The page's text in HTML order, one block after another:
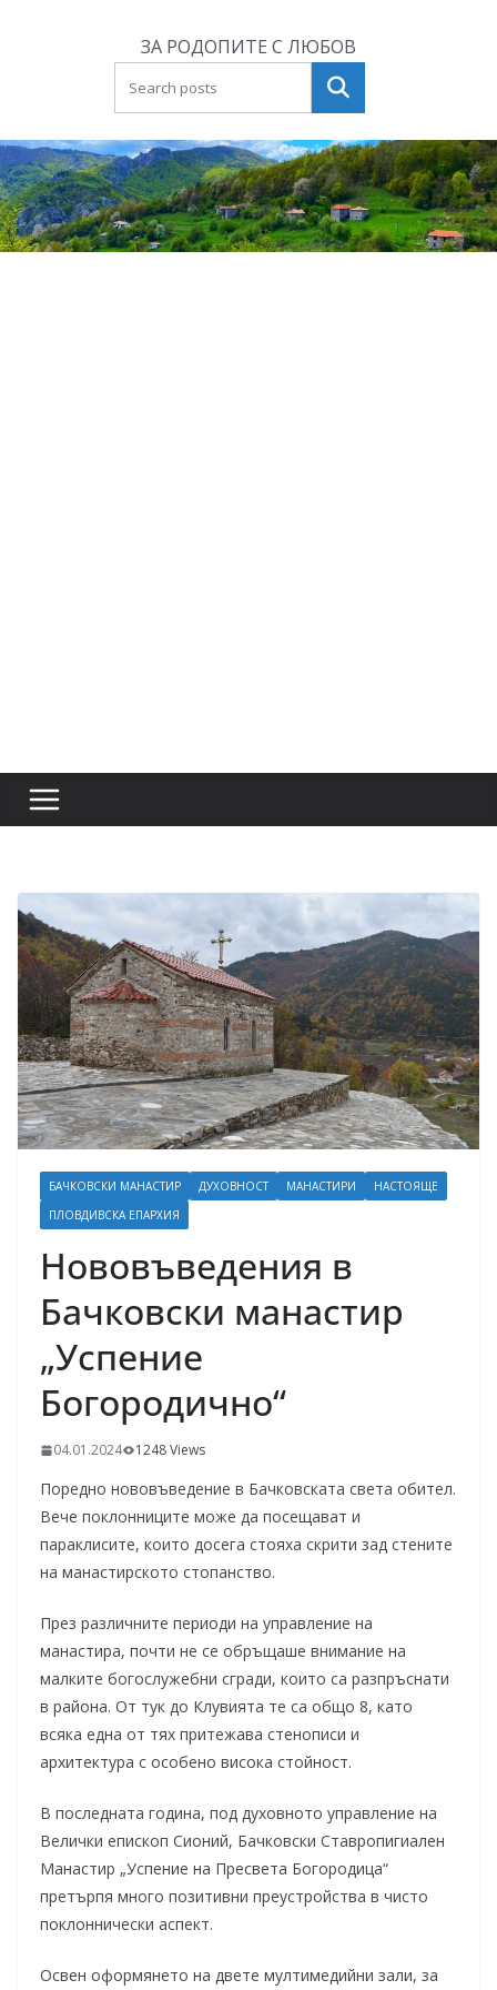
ЗА РОДОПИТЕ С ЛЮБОВ
Търсене
БАЧКОВСКИ МАНАСТИР ДУХОВНОСТ МАНАСТИРИ
НАСТОЯЩЕ
ПЛОВДИВСКА ЕПАРХИЯ
Нововъведения в
Бачковски манастир
„Успение
Богородично“
04.01.2024 1248 Views
Поредно нововъведение в Бачковската света обител.
Вече поклонниците може да посещават и
параклисите, които досега стояха скрити зад стените
на манастирското стопанство.
През различните периоди на управление на
манастира, почти не се обръщаше внимание на
малките богослужебни сгради, които са разпръснати
в района. От тук до Клувията те са общо 8, като
всяка една от тях притежава стенописи и
архитектура с особено висока стойност.
В последната година, под духовното управление на
Велички епископ Сионий, Бачковски Ставропигиален
Манастир „Успение на Пресвета Богородица“
претърпя много позитивни преустройства в чисто
поклоннически аспект.
Освен оформянето на двете мултимедийни зали, за